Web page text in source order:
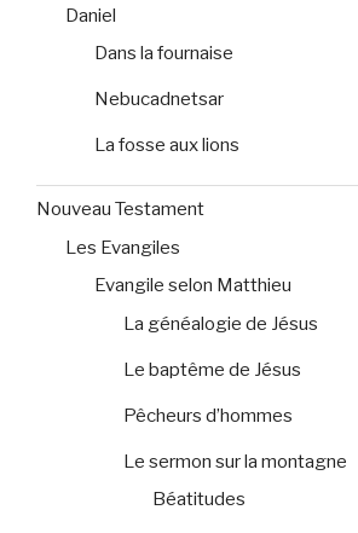
Daniel
Dans la fournaise
Nebucadnetsar
La fosse aux lions
Nouveau Testament
Les Evangiles
Evangile selon Matthieu
La généalogie de Jésus
Le baptême de Jésus
Pêcheurs d’hommes
Le sermon sur la montagne
Béatitudes